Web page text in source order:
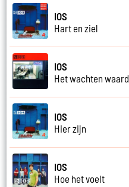
IOS
Hart en ziel
IOS
Het wachten waard
IOS
Hier zijn
IOS
Hoe het voelt